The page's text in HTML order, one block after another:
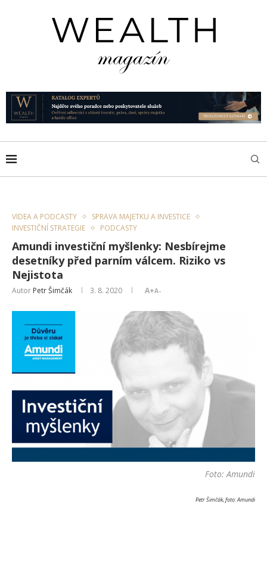
VIDEA A PODCASTY
SPRÁVA MAJETKU A INVESTICE
INVESTIČNÍ STRATEGIE
PODCASTY
Amundi investiční myšlenky: Nesbírejme
desetníky před parním válcem. Riziko vs
Nejistota
Autor Petr Šimčák 3. 8. 2020 A+A-
Foto: Amundi
Petr Šimčák, foto: Amundi